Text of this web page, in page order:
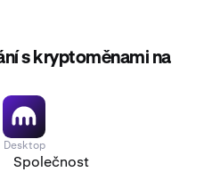
s kryptoměnami na
Desktop
Společnost